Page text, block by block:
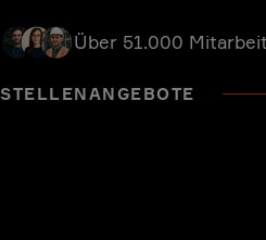
Über 51.000
STELLENANGEBOTE